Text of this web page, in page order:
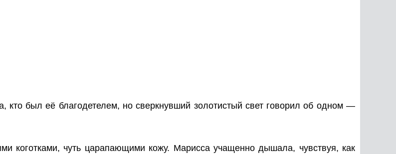
кто был её благодетелем, но сверкнувший золотистый свет говорил об одном —
коготками, чуть царапающими кожу. Марисса учащенно дышала, чувствуя, как